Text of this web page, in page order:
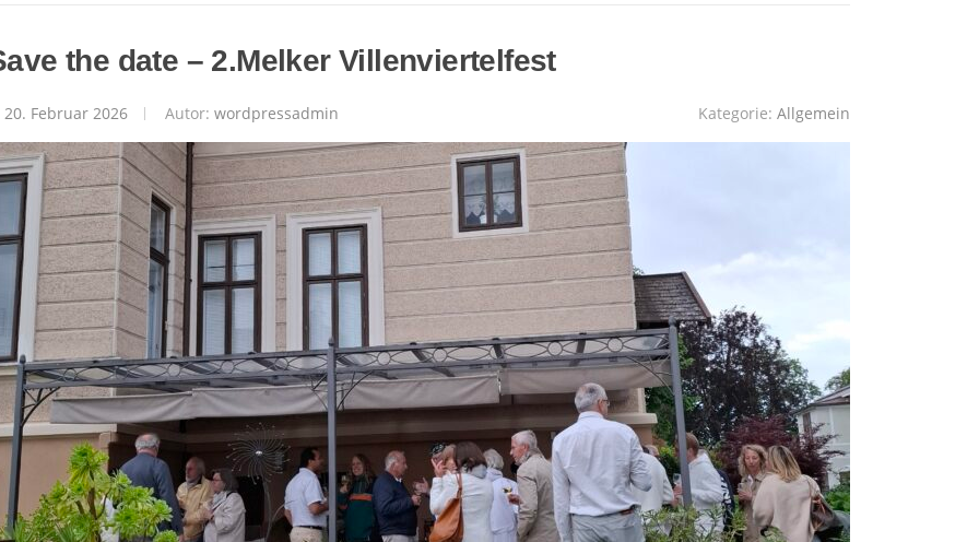
the date – 2.Melker Villenviertelfest
20. Februar 2026 Autor: wordpressadmin Kategorie: Allgemein